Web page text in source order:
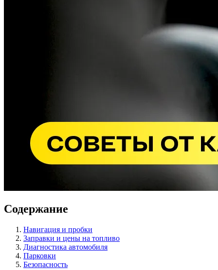
Содержание
Навигация и пробки
Заправки и цены на топливо
Диагностика автомобиля
Парковки
Безопасность